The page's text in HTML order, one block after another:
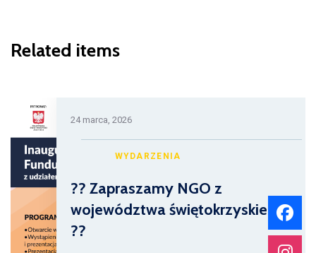
Related items
24 marca, 2026
WYDARZENIA
?? Zapraszamy NGO z
województwa świętokrzyskiego!
??